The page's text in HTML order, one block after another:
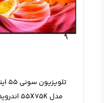
تلویزیون
مدل 55X75K اندروید